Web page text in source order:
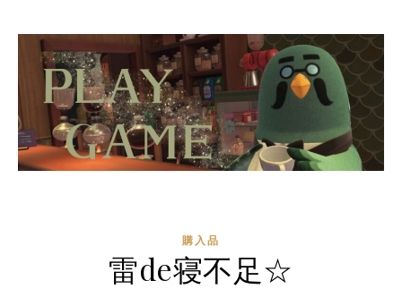
購入品
雷de寝不足☆